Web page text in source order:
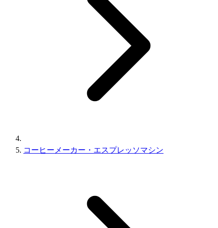
コーヒーメーカー・エスプレッソマシン